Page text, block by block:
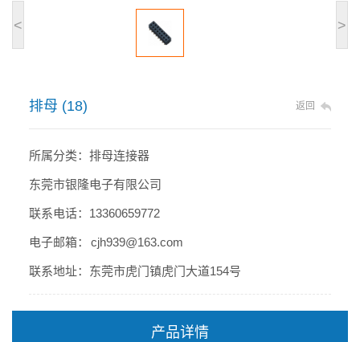
< >
排母 (18) 返回
所属分类：排母连接器
东莞市银隆电子有限公司
联系电话：13360659772
电子邮箱： cjh939@163.com
联系地址：东莞市虎门镇虎门大道154号
产品详情